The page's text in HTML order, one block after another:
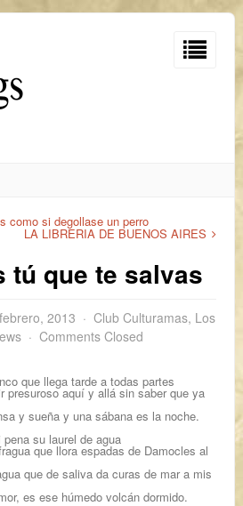
como si degollase un perro
LA LIBRERIA DE BUENOS AIRES
tú que te salvas
2013 Club Culturamas, Los
Comments Closed
que llega tarde a todas partes
presuroso aquí y allá sin saber que ya
y sueña y una sábana es la noche.
su laurel de agua
que llora espadas de Damocles al
que de saliva da curas de mar a mis
es ese húmedo volcán dormido.